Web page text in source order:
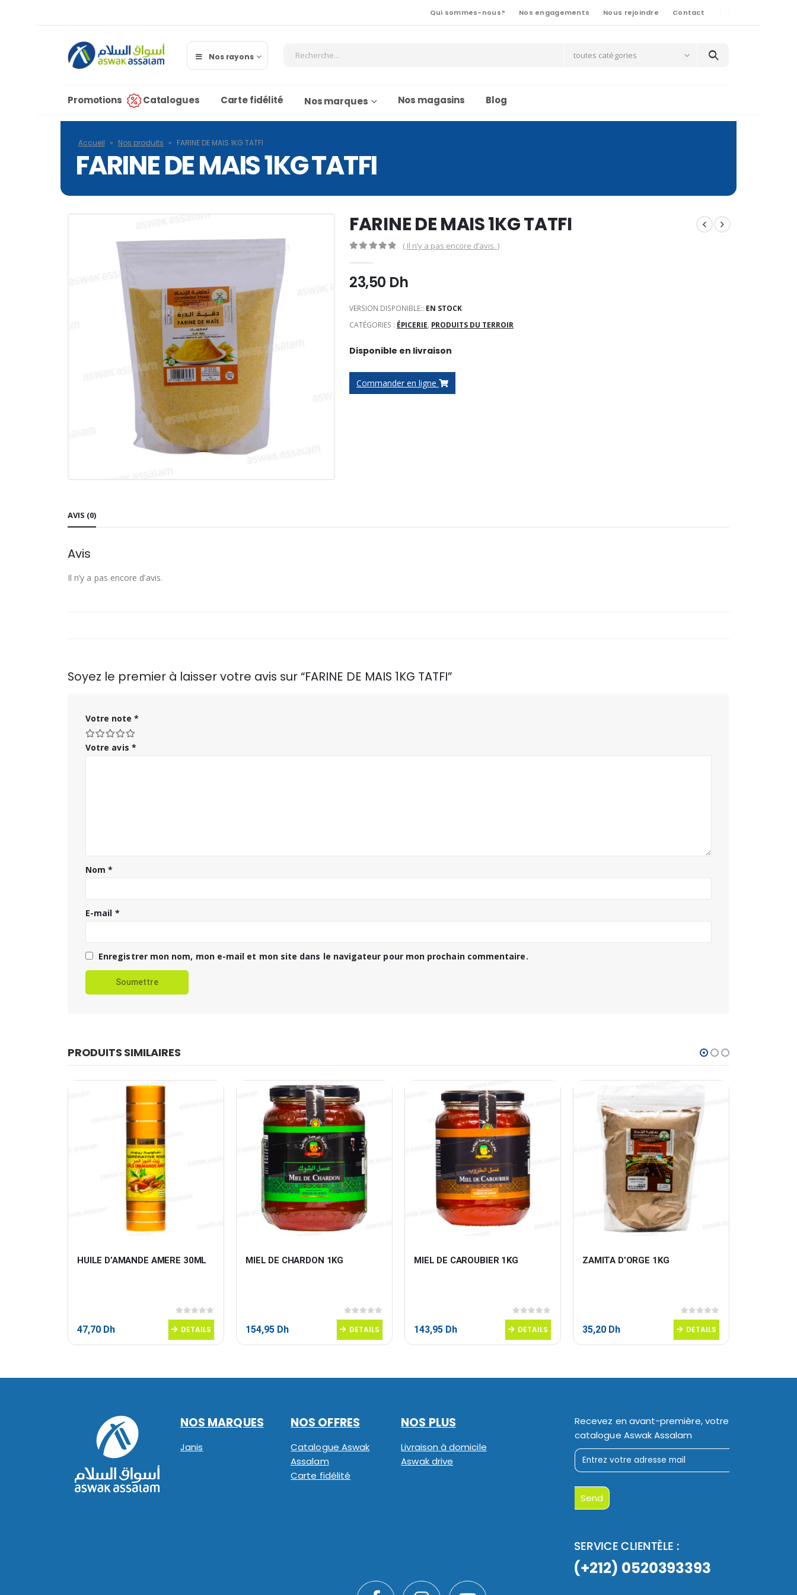
Qui sommes-nous? Nos engagements Nous rejoindre Contact
Nos rayons toutes catégories
Promotions Catalogues Carte fidélité Nos marques Nos magasins Blog
Accueil » Nos produits » FARINE DE MAIS 1KG TATFI
FARINE DE MAIS 1KG TATFI
FARINE DE MAIS 1KG TATFI
( Il n’y a pas encore d’avis. )
23,50 Dh
VERSION DISPONIBLE:: EN STOCK
CATÉGORIES : ÉPICERIE, PRODUITS DU TERROIR
Disponible en livraison
Commander en ligne
AVIS (0)
Avis
Il n’y a pas encore d’avis.
Soyez le premier à laisser votre avis sur “FARINE DE MAIS 1KG TATFI”
Votre note *
Votre avis *
Nom*
E-mail *
Enregistrer mon nom, mon e-mail et mon site dans le navigateur pour mon prochain commentaire.
PRODUITS SIMILAIRES
HUILE D’AMANDE AMERE 30ML
0sur 5
47,70 Dh DETAILS
MIEL DE CHARDON 1KG
0sur 5
154,95 Dh DETAILS
MIEL DE CAROUBIER 1KG
0sur 5
143,95 Dh DETAILS
ZAMITA D’ORGE 1KG
0sur 5
35,20 Dh DETAILS
NOS MARQUES
Janis
NOS OFFRES
Catalogue Aswak
Assalam
Carte fidélité
NOS PLUS
Livraison à domicile
Aswak drive
Recevez en avant-première, votre
catalogue Aswak Assalam